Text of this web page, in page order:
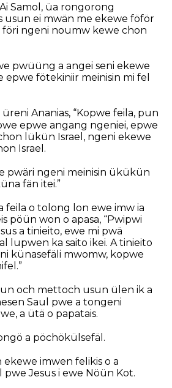
Samol, üa rongorong
usun ei mwän me ekewe föför
föri ngeni noumw kewe chon
pwüüng a angei seni ekewe
epwe fötekiniir meinisin mi fel
Ananias, “Kopwe feila, pun
epwe angang ngeniei, epwe
lükün Israel, ngeni ekewe
Israel.
pwäri ngeni meinisin ükükün
fän itei.”
feila o tolong lon ewe imw ia
pöün won o apasa, “Pwipwi
a tinieito, ewe mi pwä
lupwen ka saito ikei. A tinieito
künasefäli mwomw, kopwe
och mettoch usun ülen ik a
Saul pwe a tongeni
a ütä o papatais.
a pöchökülsefäl.
imwen felikis o a
Jesus i ewe Nöün Kot.